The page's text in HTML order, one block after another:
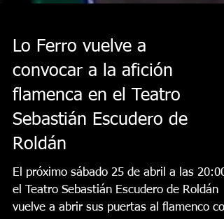
Lo Ferro vuelve a
convocar a la afición
flamenca en el Teatro
Sebastián Escudero de